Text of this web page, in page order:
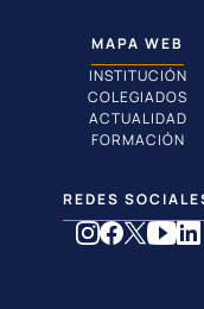
MAPA WEB
INSTITUCIÓN
COLEGIADOS
ACTUALIDAD
FORMACIÓN
REDES